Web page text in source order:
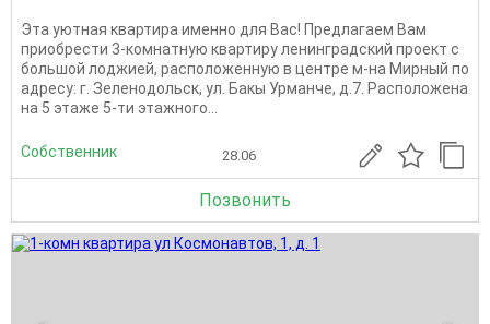
Эта уютная квартира именно для Вас! Предлагаем Вам
приобрести 3-комнатную квартиру ленинградский проект с
большой лоджией, расположенную в центре м-на Мирный по
адресу: г. Зеленодольск, ул. Бакы Урманче, д.7. Расположена
на 5 этаже 5-ти этажного...
Собственник 28.06
Позвонить